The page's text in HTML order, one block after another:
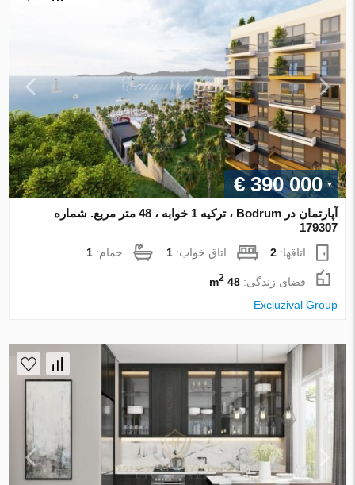
€ 390 000
آپارتمان در Bodrum ، ترکیه 1 خوابه ، 48 متر مربع. شماره
179307
اتاقها:2 اتاق خواب:1 حمام:1
فضای زندگی:48 m
2
Excluzival Group